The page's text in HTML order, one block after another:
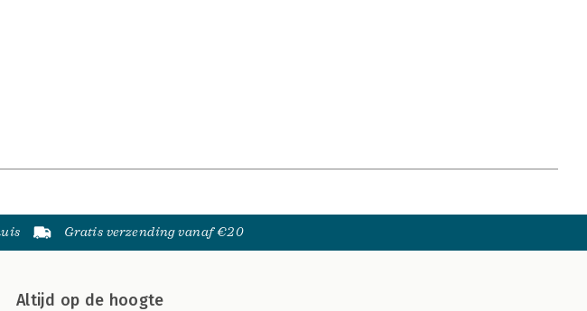
Gratis verzending vanaf €20
Altijd op de hoogte